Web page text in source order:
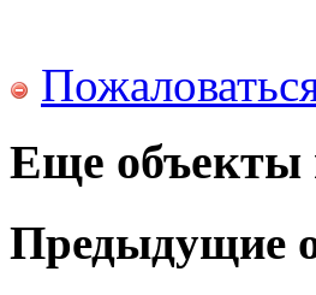
Еще объекты
Предыдущие